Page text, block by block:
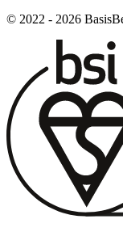
© 2022 - 2026